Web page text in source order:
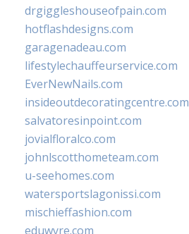
drgiggleshouseofpain.com
hotflashdesigns.com
garagenadeau.com
lifestylechauffeurservice.com
EverNewNails.com
insideoutdecoratingcentre.com
salvatoresinpoint.com
jovialfloralco.com
johnlscotthometeam.com
u-seehomes.com
watersportslagonissi.com
mischieffashion.com
eduwyre.com